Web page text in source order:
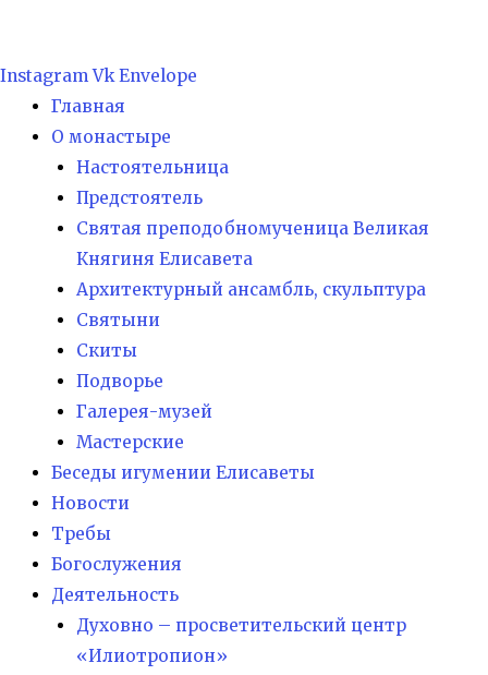
Instagram Vk Envelope
Главная
О монастыре
Настоятельница
Предстоятель
Святая преподобномученица Великая
Княгиня Елисавета
Архитектурный ансамбль, скульптура
Святыни
Скиты
Подворье
Галерея-музей
Мастерские
Беседы игумении Елисаветы
Новости
Требы
Богослужения
Деятельность
Духовно – просветительский центр
«Илиотропион»